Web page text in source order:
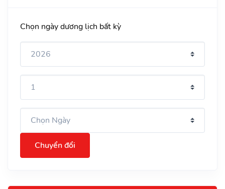
Chọn ngày dương lịch bất kỳ
Chuyển đổi